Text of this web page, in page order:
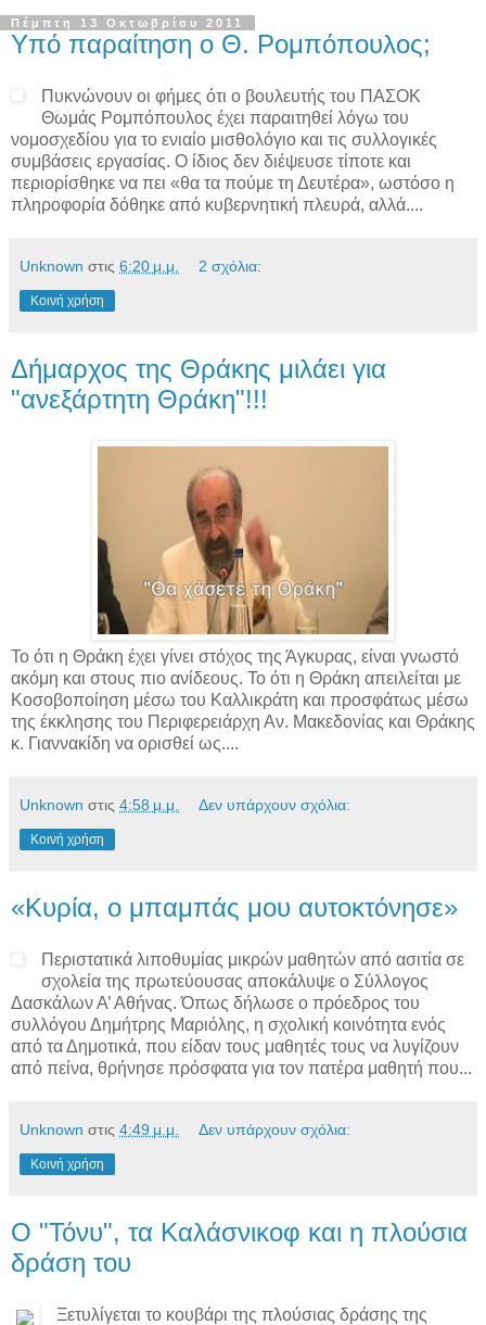
Πέμπτη 13 Οκτωβρίου 2011
Υπό παραίτηση ο Θ. Ρομπόπουλος;
Πυκνώνουν οι φήμες ότι ο βουλευτής του ΠΑΣΟΚ
Θωμάς Ρομπόπουλος έχει παραιτηθεί λόγω του
νομοσχεδίου για το ενιαίο μισθολόγιο και τις συλλογικές
συμβάσεις εργασίας. Ο ίδιος δεν διέψευσε τίποτε και
περιορίσθηκε να πει «θα τα πούμε τη Δευτέρα», ωστόσο η
πληροφορία δόθηκε από κυβερνητική πλευρά, αλλά....
Unknown στις 6:20 μ.μ. 2 σχόλια:
Κοινή χρήση
Δήμαρχος της Θράκης μιλάει για
"ανεξάρτητη Θράκη"!!!
Το ότι η Θράκη έχει γίνει στόχος της Άγκυρας, είναι γνωστό
ακόμη και στους πιο ανίδεους. Το ότι η Θράκη απειλείται με
Κοσοβοποίηση μέσω του Καλλικράτη και προσφάτως μέσω
της έκκλησης του Περιφερειάρχη Αν. Μακεδονίας και Θράκης
κ. Γιαννακίδη να ορισθεί ως....
Unknown στις 4:58 μ.μ. Δεν υπάρχουν σχόλια:
Κοινή χρήση
«Κυρία, ο μπαμπάς μου αυτοκτόνησε»
Περιστατικά λιποθυμίας μικρών μαθητών από ασιτία σε
σχολεία της πρωτεύουσας αποκάλυψε ο Σύλλογος
Δασκάλων Α’ Αθήνας. Όπως δήλωσε ο πρόεδρος του
συλλόγου Δημήτρης Μαριόλης, η σχολική κοινότητα ενός
από τα Δημοτικά, που είδαν τους μαθητές τους να λυγίζουν
από πείνα, θρήνησε πρόσφατα για τον πατέρα μαθητή που...
Unknown στις 4:49 μ.μ. Δεν υπάρχουν σχόλια:
Κοινή χρήση
Ο "Τόνυ", τα Καλάσνικοφ και η πλούσια
δράση του
Ξετυλίγεται το κουβάρι της πλούσιας δράσης της